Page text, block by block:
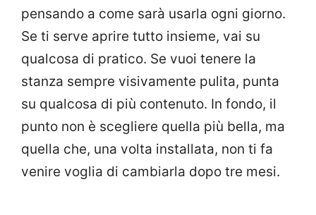
pensando a come sarà usarla ogni giorno.
Se ti serve aprire tutto insieme, vai su
qualcosa di pratico. Se vuoi tenere la
stanza sempre visivamente pulita, punta
su qualcosa di più contenuto. In fondo, il
punto non è scegliere quella più bella, ma
quella che, una volta installata, non ti fa
venire voglia di cambiarla dopo tre mesi.